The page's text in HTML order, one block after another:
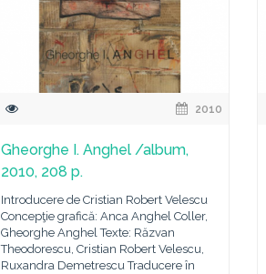
2010
Gheorghe I. Anghel /album,
2010, 208 p.
Introducere de Cristian Robert Velescu
Concepţie grafică: Anca Anghel Coller,
Gheorghe Anghel Texte: Răzvan
Theodorescu, Cristian Robert Velescu,
Ruxandra Demetrescu Traducere în